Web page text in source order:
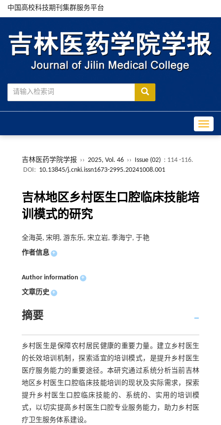
中国高校科技期刊集群服务平台
吉林医药学院学报 ›› 2025, Vol. 46 ›› Issue (02) : 114 -116.
DOI: 10.13845/j.cnki.issn1673-2995.20241008.001
吉林地区乡村医生口腔临床技能培
训模式的研究
全海英, 宋明, 游东乐, 宋立岩, 季海宁, 于艳
作者信息 +
Author information +
文章历史 +
摘要
乡村医生是保障农村居民健康的重要力量。建立乡村医生
的长效培训机制，探索适宜的培训模式，是提升乡村医生
医疗服务能力的重要途径。本研究通过系统分析当前吉林
地区乡村医生口腔临床技能培训的现状及实际需求，探索
提升乡村医生口腔临床技能的、系统的、实用的培训模
式，以切实提高乡村医生口腔专业服务能力，助力乡村医
疗卫生服务体系建设。